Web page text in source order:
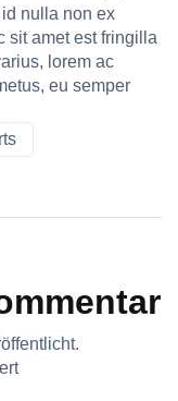
nulla non ex
sit amet est fringilla
lorem ac
eu semper